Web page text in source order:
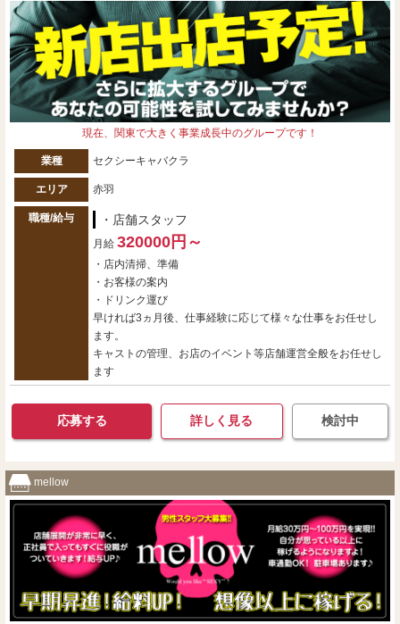
現在、関東で大きく事業成長中のグループです！
業種 セクシーキャバクラ
エリア 赤羽
職種/給与 ・店舗スタッフ
月給 320000円～
・店内清掃、準備
・お客様の案内
・ドリンク運び
早ければ3ヵ月後、仕事経験に応じて様々な仕事をお任せし
ます。
キャストの管理、お店のイベント等店舗運営全般をお任せし
ます
応募する 詳しく見る 検討中
mellow